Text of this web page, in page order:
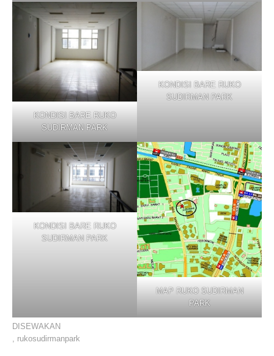
KONDISI BARE RUKO
SUDIRMAN PARK
KONDISI BARE RUKO
SUDIRMAN PARK
KONDISI BARE RUKO
SUDIRMAN PARK
MAP RUKO SUDIRMAN
PARK
DISEWAKAN
, rukosudirmanpark